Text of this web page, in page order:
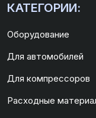
КАТЕГОРИИ:
Оборудование
Для автомобилей
Для компрессоров
Расходные